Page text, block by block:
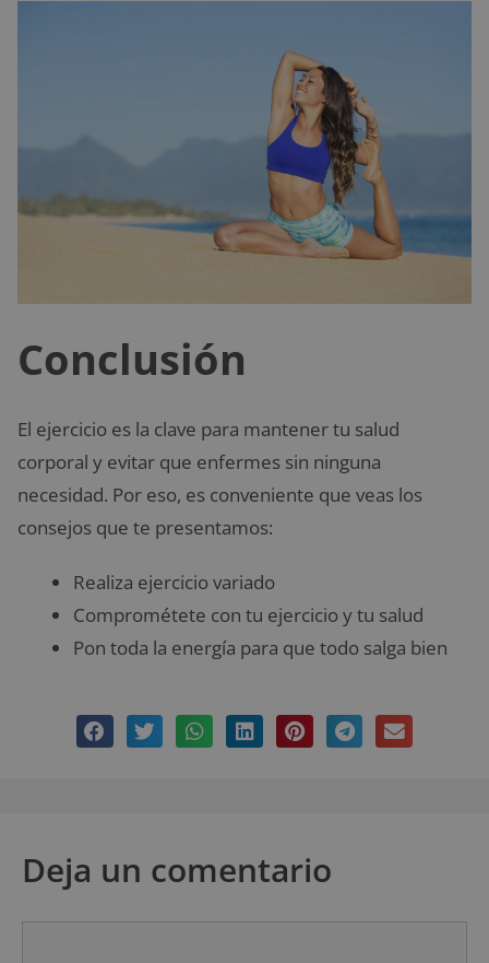
Conclusión
El ejercicio es la clave para mantener tu salud
corporal y evitar que enfermes sin ninguna
necesidad. Por eso, es conveniente que veas los
consejos que te presentamos:
Realiza ejercicio variado
Comprométete con tu ejercicio y tu salud
Pon toda la energía para que todo salga bien
Deja un comentario